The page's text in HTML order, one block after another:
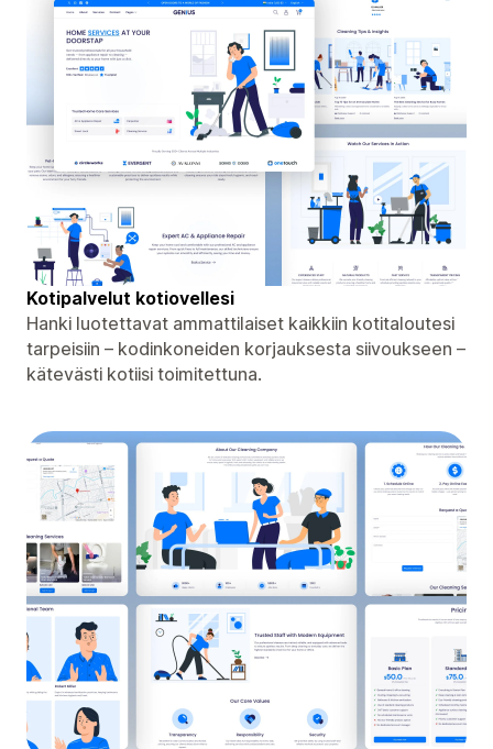
Kotipalvelut kotiovellesi
Hanki luotettavat ammattilaiset kaikkiin kotitaloutesi
tarpeisiin – kodinkoneiden korjauksesta siivoukseen –
kätevästi kotiisi toimitettuna.